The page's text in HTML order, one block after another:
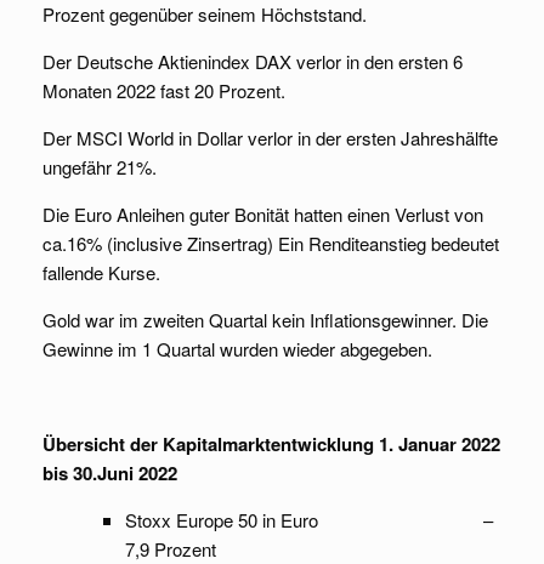
Prozent gegenüber seinem Höchststand.
Der Deutsche Aktienindex DAX verlor in den ersten 6
Monaten 2022 fast 20 Prozent.
Der MSCI World in Dollar verlor in der ersten Jahreshälfte
ungefähr 21%.
Die Euro Anleihen guter Bonität hatten einen Verlust von
ca.16% (inclusive Zinsertrag) Ein Renditeanstieg bedeutet
fallende Kurse.
Gold war im zweiten Quartal kein Inflationsgewinner. Die
Gewinne im 1 Quartal wurden wieder abgegeben.
Übersicht der Kapitalmarktentwicklung 1. Januar 2022
bis 30.Juni 2022
Stoxx Europe 50 in Euro –
7,9 Prozent